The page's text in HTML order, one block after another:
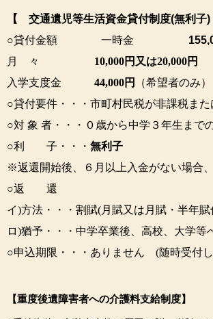
【 交通遺児等生活資金貸付制度(無利子)
○貸付金額 一時金
月 々 10,000円又は20,000円
入学支度金
44,000円
（希望者のみ）
○貸付要件・・・市町村民税が非課税ま
○対 象 者・・・０歳から中学３年生まで
○利 子・・・ 無利子
※返還開始後、６月以上入金がない場合、
○返 還
イ)方法・・・割賦(月賦又は月賦・半年賦
ロ)猶予・・・中学卒業後、高校、大学等
○申込期限・・・ありません (随時受付
【重度後遺障害者への介護料支給制度】